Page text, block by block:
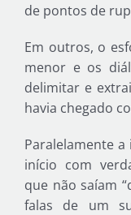
de pontos de
Em outros, o
menor e os
delimitar e
havia chegado
Paralelamente
início com
que não saíam
falas de um